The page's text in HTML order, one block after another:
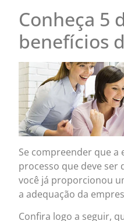
Conheça 5
benefícios
Se compreender que a
processo que deve ser
você já proporcionou
a adequação da
Confira logo a seguir,